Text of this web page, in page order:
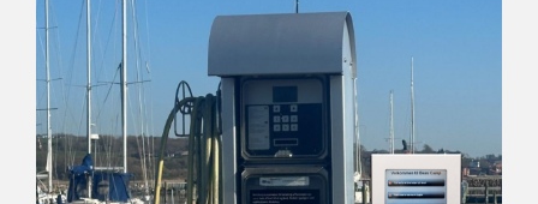
Marketing
Strategi og rådgivning
Paid Search
Paid Social